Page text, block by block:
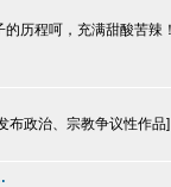
历程呵，充满甜酸苦辣
政治、宗教争议性作品]